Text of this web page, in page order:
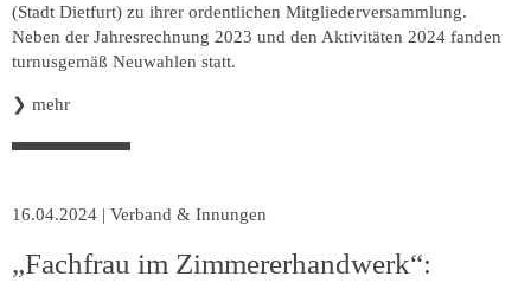
(Stadt Dietfurt) zu ihrer ordentlichen Mitgliederversammlung.
Neben der Jahresrechnung 2023 und den Aktivitäten 2024 fanden
turnusgemäß Neuwahlen statt.
❯ mehr
16.04.2024 | Verband & Innungen
„Fachfrau im Zimmererhandwerk“: